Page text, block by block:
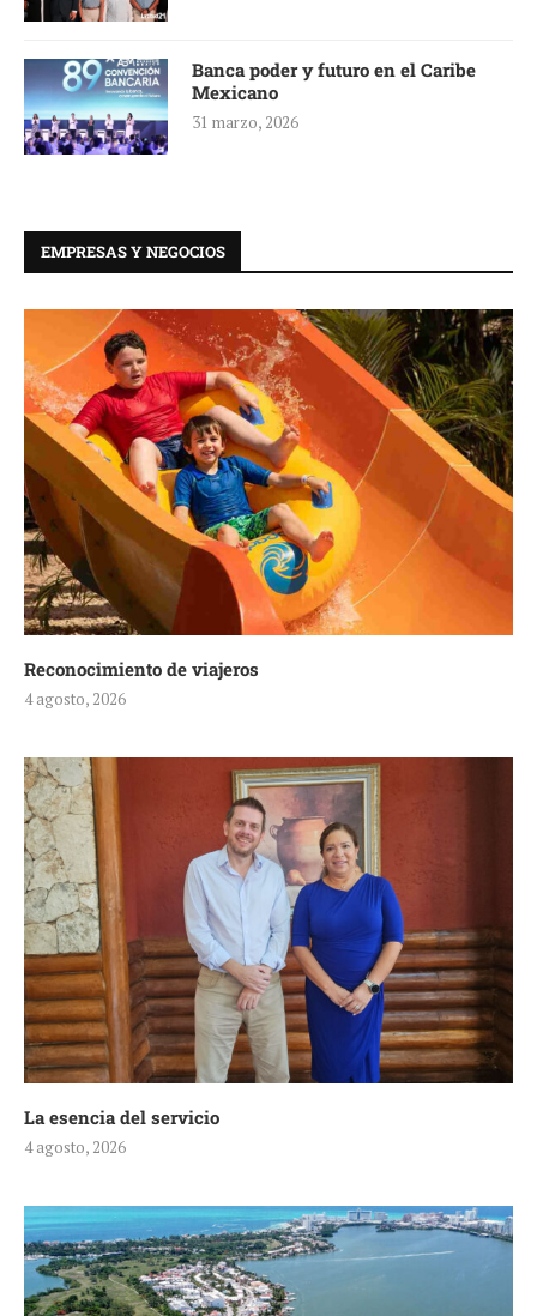
Banca poder y futuro en el Caribe
Mexicano
31 marzo, 2026
EMPRESAS Y NEGOCIOS
Reconocimiento de viajeros
4 agosto, 2026
La esencia del servicio
4 agosto, 2026